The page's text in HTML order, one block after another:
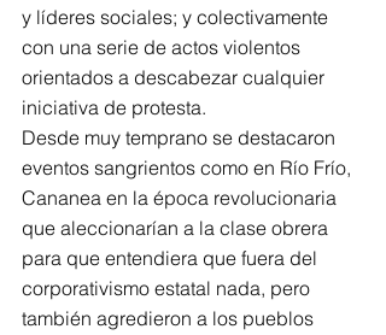
y líderes sociales; y colectivamente
con una serie de actos violentos
orientados a descabezar cualquier
iniciativa de protesta.
Desde muy temprano se destacaron
eventos sangrientos como en Río Frío,
Cananea en la época revolucionaria
que aleccionarían a la clase obrera
para que entendiera que fuera del
corporativismo estatal nada, pero
también agredieron a los pueblos